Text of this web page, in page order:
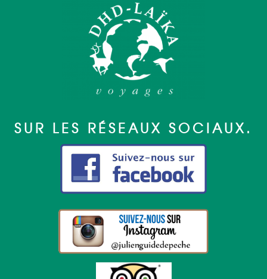
SUR LES RÉSEAUX SOCIAUX.